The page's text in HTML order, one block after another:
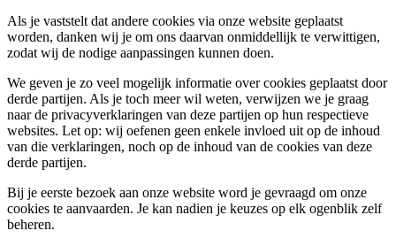
Als je vaststelt dat andere cookies via onze website geplaatst
worden, danken wij je om ons daarvan onmiddellijk te verwittigen,
zodat wij de nodige aanpassingen kunnen doen.
We geven je zo veel mogelijk informatie over cookies geplaatst door
derde partijen. Als je toch meer wil weten, verwijzen we je graag
naar de privacyverklaringen van deze partijen op hun respectieve
websites. Let op: wij oefenen geen enkele invloed uit op de inhoud
van die verklaringen, noch op de inhoud van de cookies van deze
derde partijen.
Bij je eerste bezoek aan onze website word je gevraagd om onze
cookies te aanvaarden. Je kan nadien je keuzes op elk ogenblik zelf
beheren.